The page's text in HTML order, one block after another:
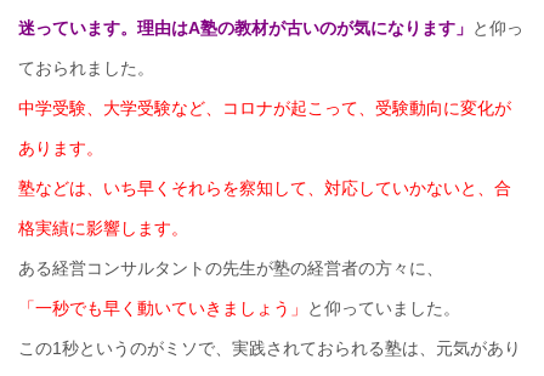
迷っています。理由はA塾の教材が古いのが気になります」 と仰っ
ておられました。
中学受験、大学受験など、コロナが起こって、受験動向に変化が
あります。
塾などは、いち早くそれらを察知して、対応していかないと、合
格実績に影響します。
ある経営コンサルタントの先生が塾の経営者の方々に、
「一秒でも早く動いていきましょう」 と仰っていました。
この1秒というのがミソで、実践されておられる塾は、元気があり